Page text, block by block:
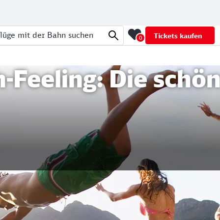
mit der Bahn suchen 0 Tickets kaufen
Feeling: Die